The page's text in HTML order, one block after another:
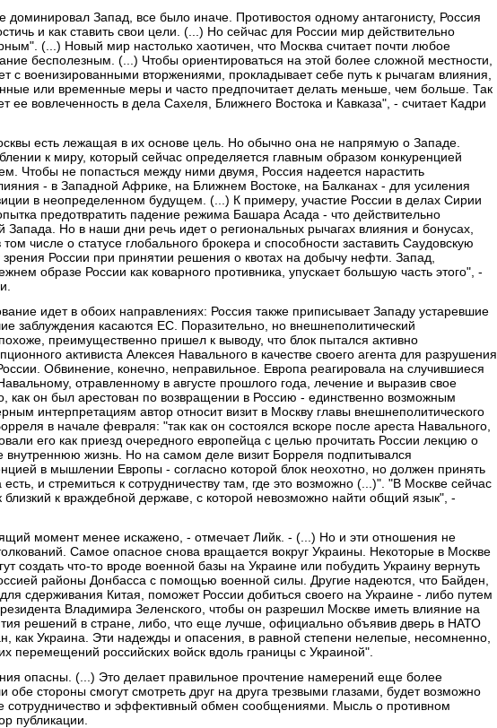
доминировал Запад, все было иначе. Противостоя одному антагонисту, Россия
и как ставить свои цели. (...) Но сейчас для России мир действительно
(...) Новый мир настолько хаотичен, что Москва считает почти любое
бесполезным. (...) Чтобы ориентироваться на этой более сложной местности,
с военизированными вторжениями, прокладывает себе путь к рычагам влияния,
или временные меры и часто предпочитает делать меньше, чем больше. Так
ее вовлеченность в дела Сахеля, Ближнего Востока и Кавказа", - считает Кадри
есть лежащая в их основе цель. Но обычно она не напрямую о Западе.
к миру, который сейчас определяется главным образом конкуренцией
Чтобы не попасться между ними двумя, Россия надеется нарастить
- в Западной Африке, на Ближнем Востоке, на Балканах - для усиления
в неопределенном будущем. (...) К примеру, участие России в делах Сирии
предотвратить падение режима Башара Асада - что действительно
Запада. Но в наши дни речь идет о региональных рычагах влияния и бонусах,
числе о статусе глобального брокера и способности заставить Саудовскую
зрения России при принятии решения о квотах на добычу нефти. Запад,
образе России как коварного противника, упускает большую часть этого", -
идет в обоих направлениях: Россия также приписывает Западу устаревшие
заблуждения касаются ЕС. Поразительно, но внешнеполитический
преимущественно пришел к выводу, что блок пытался активно
активиста Алексея Навального в качестве своего агента для разрушения
Обвинение, конечно, неправильное. Европа реагировала на cлучившиеся
отравленному в августе прошлого года, лечение и выразив свое
как он был арестован по возвращении в Россию - единственно возможным
интерпретациям автор относит визит в Москву главы внешнеполитического
в начале февраля: "так как он состоялся вскоре после ареста Навального,
его как приезд очередного европейца с целью прочитать России лекцию о
внутреннюю жизнь. Но на самом деле визит Борреля подпитывался
в мышлении Европы - согласно которой блок неохотно, но должен принять
и стремиться к сотрудничеству там, где это возможно (...)". "В Москве сейчас
близкий к враждебной державе, с которой невозможно найти общий язык", -
момент менее искажено, - отмечает Лийк. - (...) Но и эти отношения не
Самое опасное снова вращается вокруг Украины. Некоторые в Москве
создать что-то вроде военной базы на Украине или побудить Украину вернуть
районы Донбасса с помощью военной силы. Другие надеются, что Байден,
сдерживания Китая, поможет России добиться своего на Украине - либо путем
Владимира Зеленского, чтобы он разрешил Москве иметь влияние на
решений в стране, либо, что еще лучше, официально объявив дверь в НАТО
как Украина. Эти надежды и опасения, в равной степени нелепые, несомненно,
перемещений российских войск вдоль границы с Украиной".
опасны. (...) Это делает правильное прочтение намерений еще более
обе стороны смогут смотреть друг на друга трезвыми глазами, будет возможно
сотрудничество и эффективный обмен сообщениями. Мысль о противном
публикации.